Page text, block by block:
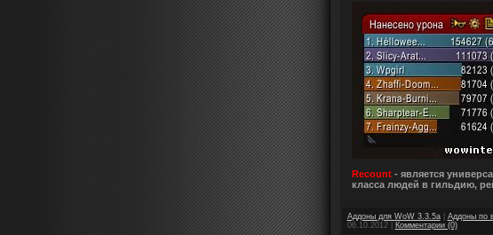
Recount- является
класса людей в гильдию,
Аддоны для WoW 3.3.5a| Аддоны по
06.10.2012| Комментарии (0)